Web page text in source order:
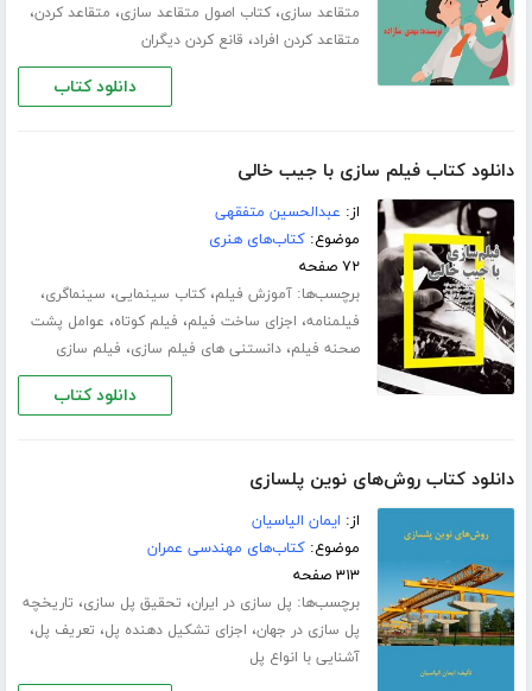
متقاعد سازی،کتاب اصول متقاعد سازی، متقاعد کردن،
متقاعد کردن افراد، قانع کردن دیگران
دانلود کتاب
دانلود کتاب فیلم سازی با جیب خالی
از: عبدالحسین متفقهی
موضوع:کتاب‌های هنری
۷۲ صفحه
برچسب‌ها:آموزش فیلم،کتاب سینمایی، سینماگری،
فیلمنامه، اجزای ساخت فیلم، فیلم کوتاه، عوامل پشت
صحنه فیلم،دانستنی های فیلم سازی، فیلم سازی
دانلود کتاب
دانلود کتاب روش‌های نوین پلسازی
از: ایمان الیاسیان
موضوع:کتاب‌های مهندسی عمران
۳۱۳ صفحه
برچسب‌ها: پل سازی در ایران، تحقیق پل سازی، تاریخچه
پل سازی در جهان، اجزای تشکیل دهنده پل، تعریف پل،
آشنایی با انواع پل